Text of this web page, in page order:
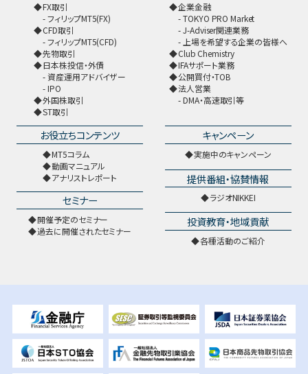
FX取引
フィリップMT5(FX)
CFD取引
フィリップMT5(CFD)
先物取引
日本株投信・外債
資産運用アドバイザー
IPO
外国株取引
ST取引
企業金融
TOKYO PRO Market
J-Adviser関連業務
上場を希望する企業の皆様へ
Club Chemistry
IFAサポート業務
公開買付・TOB
法人営業
DMA・高速取引等
お役立ちコンテンツ
MT5コラム
動画マニュアル
アナリストレポート
セミナー
開催予定のセミナー
過去に開催されたセミナー
キャンペーン
実施中のキャンペーン
提供番組・協賛情報
ラジオNIKKEI
投資教育・地域貢献
各種活動のご紹介